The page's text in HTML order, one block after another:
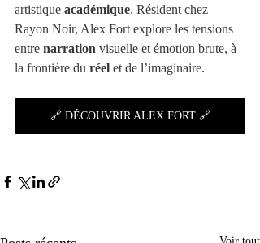
artistique académique. Résident chez
Rayon Noir, Alex Fort explore les tensions
entre narration visuelle et émotion brute, à
la frontière du réel et de l’imaginaire.
🔗 DÉCOUVRIR ALEX FORT 🔗